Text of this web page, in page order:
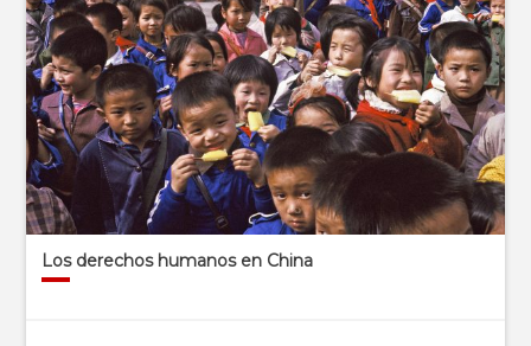
Los derechos humanos en China